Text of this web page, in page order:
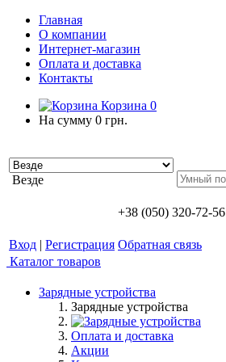
Главная
О компании
Интернет-магазин
Оплата и доставка
Контакты
Корзина 0
На сумму 0 грн.
Везде
+38 (050) 320-72-56
Вход | Регистрация Обратная связь
Каталог товаров
Зарядные устройства
Зарядные устройства
Оплата и доставка
Акции